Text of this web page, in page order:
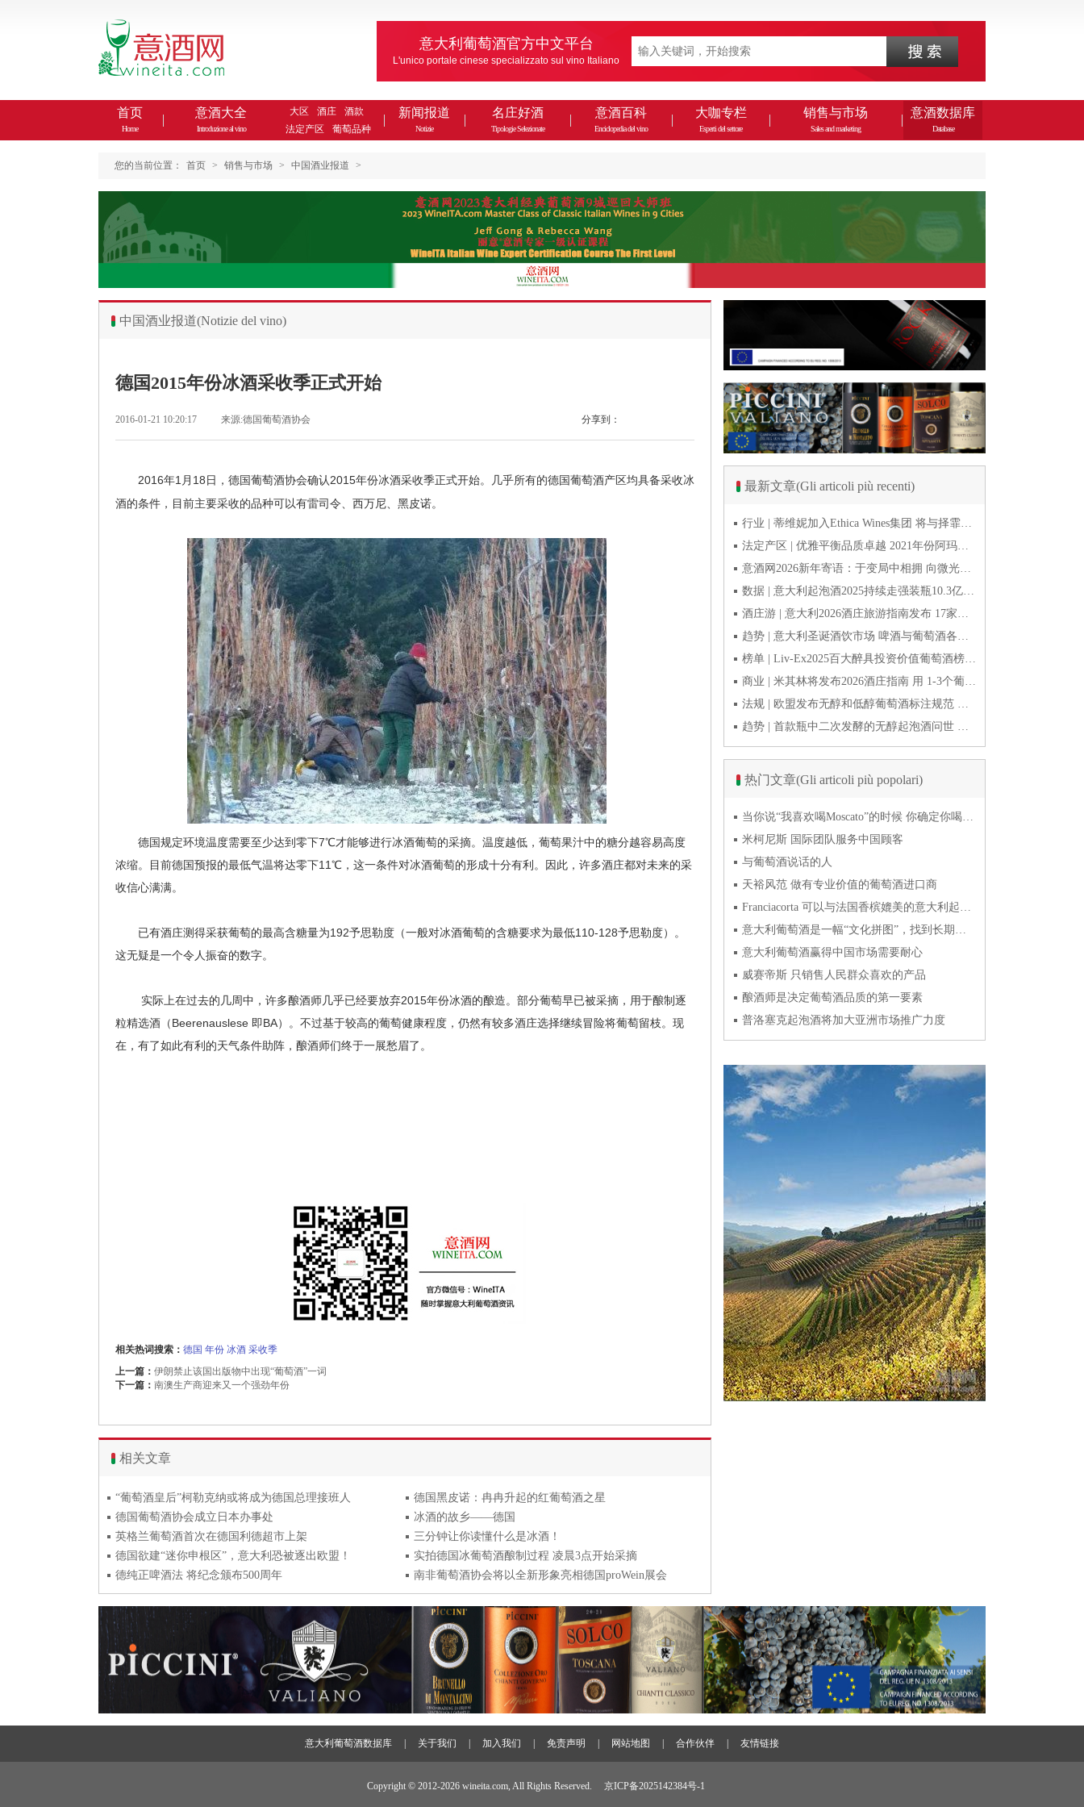
意大利葡萄酒官方中文平台
L'unico portale cinese specializzato sul vino Italiano
首页
Home
意酒大全
Introduzione al vino
大区 酒庄
酒款
法定产区
葡萄品种
新闻报道
Notizie
名庄好酒
Tipologie Selezionate
意酒百科
Enciclopedia del vino
大咖专栏
Esperti del settore
销售与市场
Sales and marketing
意酒数据库
Database
您的当前位置： 首页 > 销售与市场 > 中国酒业报道 >
中国酒业报道(Notizie del vino)
德国2015年份冰酒采收季正式开始
2016-01-21 10:20:17 来源:德国葡萄酒协会 分享到：
2016年1月18日，德国葡萄酒协会确认2015年份冰酒采收季正式开始。几乎所有的德国葡萄酒产区均具备采收冰
酒的条件，目前主要采收的品种可以有雷司令、西万尼、黑皮诺。
德国规定环境温度需要至少达到零下7℃才能够进行冰酒葡萄的采摘。温度越低，葡萄果汁中的糖分越容易高度
浓缩。目前德国预报的最低气温将达零下11℃，这一条件对冰酒葡萄的形成十分有利。因此，许多酒庄都对未来的采
收信心满满。
已有酒庄测得采获葡萄的最高含糖量为192予思勒度（一般对冰酒葡萄的含糖要求为最低110-128予思勒度）。
这无疑是一个令人振奋的数字。
实际上在过去的几周中，许多酿酒师几乎已经要放弃2015年份冰酒的酿造。部分葡萄早已被采摘，用于酿制逐
粒精选酒（Beerenauslese 即BA）。不过基于较高的葡萄健康程度，仍然有较多酒庄选择继续冒险将葡萄留枝。现
在，有了如此有利的天气条件助阵，酿酒师们终于一展愁眉了。
相关热词搜索： 德国 年份 冰酒 采收季
上一篇： 伊朗禁止该国出版物中出现“葡萄酒”一词
下一篇： 南澳生产商迎来又一个强劲年份
相关文章
“葡萄酒皇后”柯勒克纳或将成为德国总理接班人
德国黑皮诺：冉冉升起的红葡萄酒之星
德国葡萄酒协会成立日本办事处
冰酒的故乡——德国
英格兰葡萄酒首次在德国利德超市上架
三分钟让你读懂什么是冰酒！
德国欲建“迷你申根区”，意大利恐被逐出欧盟！
实拍德国冰葡萄酒酿制过程 凌晨3点开始采摘
德纯正啤酒法 将纪念颁布500周年
南非葡萄酒协会将以全新形象亮相德国proWein展会
最新文章(Gli articoli più recenti)
行业 | 蒂维妮加入Ethica Wines集团 将与择霏罗共拓中国市场
法定产区 | 优雅平衡品质卓越 2021年份阿玛罗尼Amarone全球预品会落幕
意酒网2026新年寄语：于变局中相拥 向微光而前行
数据 | 意大利起泡酒2025持续走强装瓶10.3亿瓶 普罗塞克风靡全球
酒庄游 | 意大利2026酒庄旅游指南发布 17家葡萄酒博物馆别错过
趋势 | 意大利圣诞酒饮市场 啤酒与葡萄酒各自精彩
榜单 | Liv-Ex2025百大醉具投资价值葡萄酒榜单发布 20款意酒入选
商业 | 米其林将发布2026酒庄指南 用 1-3个葡萄串为部分酒庄评级
法规 | 欧盟发布无醇和低醇葡萄酒标注规范 无醇酒可以被种出来吗
趋势 | 首款瓶中二次发酵的无醇起泡酒问世 意大利酿酒师用特种酵母开创历史
热门文章(Gli articoli più popolari)
当你说“我喜欢喝Moscato”的时候 你确定你喝的到底是什么吗？
米柯尼斯 国际团队服务中国顾客
与葡萄酒说话的人
天裕风范 做有专业价值的葡萄酒进口商
Franciacorta 可以与法国香槟媲美的意大利起泡酒
意大利葡萄酒是一幅“文化拼图”，找到长期合作伙伴最具挑战
意大利葡萄酒赢得中国市场需要耐心
威赛帝斯 只销售人民群众喜欢的产品
酿酒师是决定葡萄酒品质的第一要素
普洛塞克起泡酒将加大亚洲市场推广力度
意大利葡萄酒数据库 关于我们 加入我们 免责声明 网站地图 合作伙伴 友情链接
Copyright © 2012-2026 wineita.com, All Rights Reserved. 京ICP备2025142384号-1